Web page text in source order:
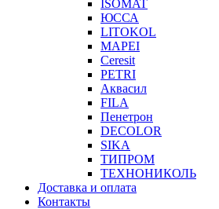
ISOMAT
ЮССА
LITOKOL
MAPEI
Ceresit
PETRI
Аквасил
FILA
Пенетрон
DECOLOR
SIKA
ТИПРОМ
ТЕХНОНИКОЛЬ
Доставка и оплата
Контакты